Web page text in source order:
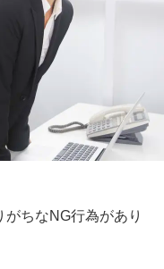
ちなNG行為があり